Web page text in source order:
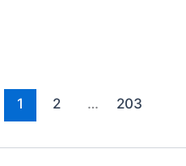
1 2 … 203